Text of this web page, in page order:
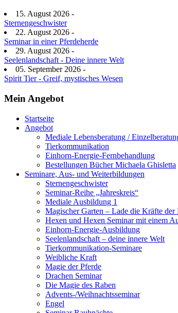
15. August 2026 -
Sternengeschwister
22. August 2026 -
Seminar in einer Pferdeherde
29. August 2026 -
Seelenlandschaft - Deine innere Welt
05. September 2026 -
Spirit Tier - Greif, mystisches Wesen
Mein Angebot
Startseite
Angebot
Mediale Lebensberatung /
Tierkommunikation
Einhorn-Energie-Fernbehandlung
Bestellungen Bücher Michaela Ghisletta
Seminare, Aus- und Weiterbildungen
Sternengeschwister
Seminar-Reihe „Jahreskreis“
Mediale Ausbildung 1
Magischer Garten – Lade die Kräfte
Hexen und Hexen Seminar mit einem
Einhorn-Energie-Ausbildung
Seelenlandschaft – deine innere Welt
Tierkommunikation-Seminare
Weibliche Kraft
Magie der Pferde
Drachen Seminar
Die Magie des Raben
Advents-/Weihnachtsseminar
Engel